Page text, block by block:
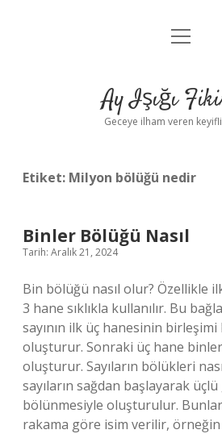
Anasayfa
Yasal Uyarı
menüyü
Ay Işığı
Geceye ilham veren
Etiket: Milyon bölüğü nedir
Binler Bölüğü Nasıl
Tarih: Aralık 21, 2024
Bin bölüğü nasıl olur? Özellikle
3 hane sıklıkla kullanılır. Bu
sayının ilk üç hanesinin
oluşturur. Sonraki üç hane
oluşturur. Sayıların bölükleri
sayıların sağdan başlayarak
bölünmesiyle oluşturulur.
rakama göre isim verilir,